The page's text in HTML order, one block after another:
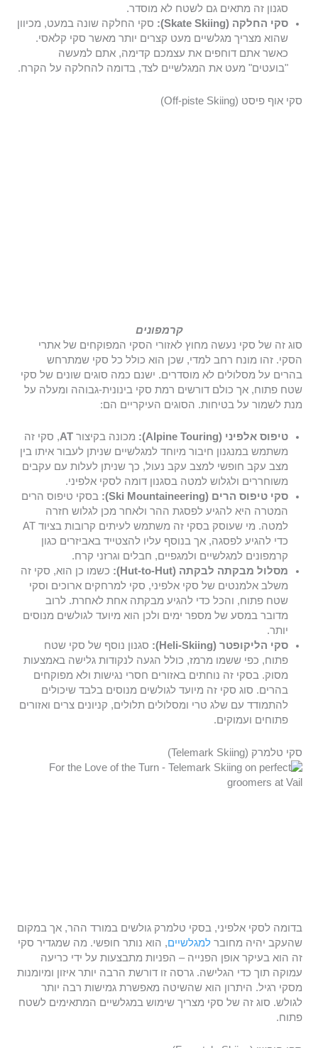
סגנון זה מתאים גם לשטח לא מוסדר.
סקי החלקה (Skate Skiing):
סקי החלקה שונה במעט, מכיוון
שהוא מצריך מגלשיים מעט קצרים יותר מאשר סקי קלאסי.
כאשר אתם דוחפים את עצמכם קדימה, אתם למעשה
"בועטים" מעט את המגלשיים לצד, בדומה להחלקה על הקרח.
סקי אוף פיסט (Off-piste Skiing)
קרמפונים
סוג זה של סקי נעשה מחוץ לאזורי הסקי המפוקחים של אתרי
הסקי. זהו מונח רחב למדי, שכן הוא כולל כל סקי שמתרחש
בהרים על מסלולים לא מוסדרים. ישנם כמה סוגים שונים של סקי
שטח פתוח, אך כולם דורשים רמת סקי בינונית-גבוהה ומעלה על
מנת לשמור על בטיחות. הסוגים העיקריים הם:
טיפוס אלפיני (Alpine Touring): מכונה בקיצורAT, סקי זה
משתמש במנגנון חיבור מיוחד למגלשיים שניתן לעבור איתו בין
מצב עקב חופשי למצב עקב נעול, כך שניתן לעלות עם עקבים
משוחררים ולגלוש למטה בסגנון דומה לסקי אלפיני.
סקי טיפוס הרים (Ski Mountaineering):
בסקי טיפוס הרים
המטרה היא להגיע לפסגת ההר ולאחר מכן לגלוש חזרה
למטה. מי שעוסק בסקי זה משתמש לעיתים קרובות בציוד AT
כדי להגיע לפסגה, אך בנוסף עליו להצטייד באביזרים כגון
קרמפונים למגלשיים ולמגפיים, חבלים וגרזני קרח.
מסלול מבקתה לבקתה (Hut-to-Hut):
כשמו כן הוא, סקי זה
משלב אלמנטים של סקי אלפיני, סקי למרחקים ארוכים וסקי
שטח פתוח, והכל כדי להגיע מבקתה אחת לאחרת. לרוב
מדובר במסע של מספר ימים ולכן הוא מיועד לגולשים מנוסים
יותר.
סקי הליקופטר (Heli-Skiing):
סגנון נוסף של סקי שטח
פתוח, כפי ששמו מרמז, כולל הגעה לנקודות גלישה באמצעות
מסוק. בסקי זה נוחתים באזורים חסרי נגישות ולא מפוקחים
בהרים. סוג סקי זה מיועד לגולשים מנוסים בלבד שיכולים
להתמודד עם שלג טרי ומסלולים תלולים, קניונים צרים ואזורים
פתוחים ועמוקים.
סקי טלמרק (Telemark Skiing)
בדומה לסקי אלפיני, בסקי טלמרק גולשים במורד ההר, אך במקום
שהעקב יהיה מחוברלמגלשיים, הוא נותר חופשי. מה שמגדיר סקי
זה הוא בעיקר אופן הפנייה – הפניות מתבצעות על ידי כריעה
עמוקה תוך כדי הגלישה. גרסה זו דורשת הרבה יותר איזון ומיומנות
מסקי רגיל. היתרון הוא שהשיטה מאפשרת גמישות רבה יותר
לגולש. סוג זה של סקי מצריך שימוש במגלשיים המתאימים לשטח
פתוח.